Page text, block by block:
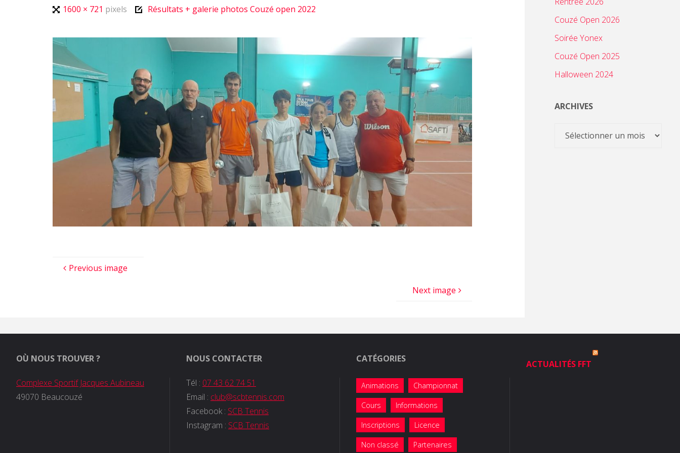
Full1600 × 721 pixels Résultats + galerie photos Couzé open 2022
Previous image
Next image
Couzé Open 2026
Soirée Yonex
Couzé Open 2025
Halloween 2024
ARCHIVES
Archives
OÙ NOUS TROUVER ?
Complexe Sportif Jacques Aubineau
49070 Beaucouzé
NOUS CONTACTER
Tél : 07 43 62 74 51
Email : club@scbtennis.com
Facebook : SCB Tennis
Instagram : SCB Tennis
CATÉGORIES
Animations Championnat
Cours Informations
Inscriptions Licence
Non classé Partenaires
ACTUALITÉS FFT